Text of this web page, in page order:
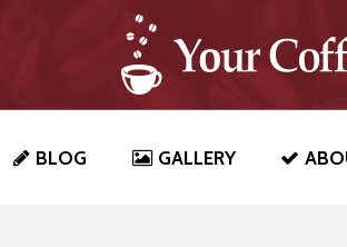
BLOG GALLERY